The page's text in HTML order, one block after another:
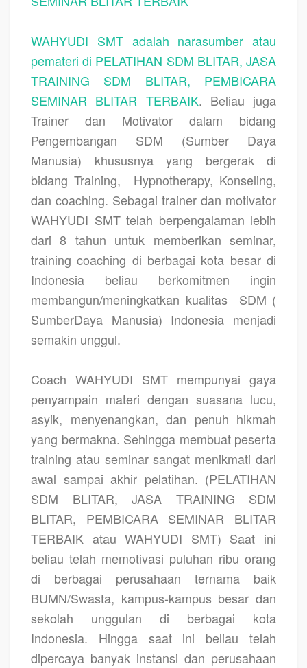
WAHYUDI SMT adalah narasumber atau
pemateri di PELATIHAN SDM BLITAR, JASA
TRAINING SDM BLITAR, PEMBICARA
SEMINAR BLITAR TERBAIK. Beliau juga
Trainer dan Motivator dalam bidang
Pengembangan SDM (Sumber Daya
Manusia) khususnya yang bergerak di
bidang Training,
Hypnotherapy, Konseling,
dan coaching. Sebagai trainer dan motivator
WAHYUDI SMT telah berpengalaman lebih
dari 8 tahun untuk memberikan seminar,
training coaching di berbagai kota besar di
Indonesia beliau berkomitmen ingin
membangun/meningkatkan kualitas
SDM (
SumberDaya Manusia) Indonesia menjadi
semakin unggul.
Coach WAHYUDI SMT mempunyai gaya
penyampain materi dengan suasana lucu,
asyik, menyenangkan, dan penuh hikmah
yang bermakna. Sehingga membuat peserta
training atau seminar sangat menikmati dari
awal sampai akhir pelatihan. (PELATIHAN
SDM BLITAR, JASA TRAINING SDM
BLITAR, PEMBICARA SEMINAR BLITAR
TERBAIK atau WAHYUDI SMT) Saat ini
beliau telah memotivasi puluhan ribu orang
di berbagai perusahaan ternama baik
BUMN/Swasta, kampus-kampus besar dan
sekolah unggulan di berbagai kota
Indonesia. Hingga saat ini beliau telah
dipercaya banyak instansi dan perusahaan